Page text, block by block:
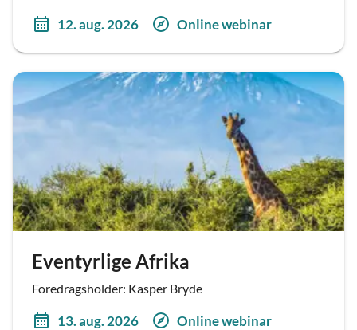
12. aug. 2026 Online webinar
Eventyrlige Afrika
Foredragsholder: Kasper Bryde
13. aug. 2026 Online webinar